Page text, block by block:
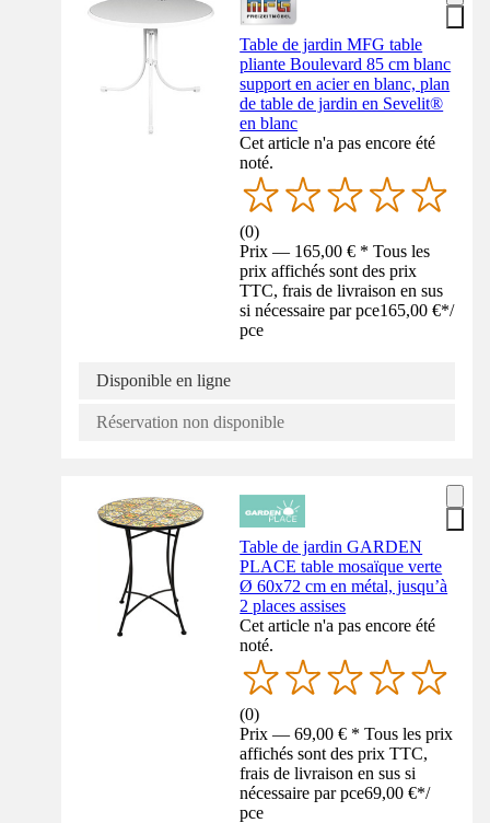
Table de jardin MFG table
pliante Boulevard 85 cm blanc
support en acier en blanc, plan
de table de jardin en Sevelit®
en blanc
Cet article n'a pas encore été
noté.
(0)
Prix — 165,00 € * Tous les
prix affichés sont des prix
TTC, frais de livraison en sus
si nécessaire par pce165,00 €*/
pce
Disponible en ligne
Réservation non disponible
Table de jardin GARDEN
PLACE table mosaïque verte
Ø 60x72 cm en métal, jusqu’à
2 places assises
Cet article n'a pas encore été
noté.
(0)
Prix — 69,00 € * Tous les prix
affichés sont des prix TTC,
frais de livraison en sus si
nécessaire par pce69,00 €*/
pce